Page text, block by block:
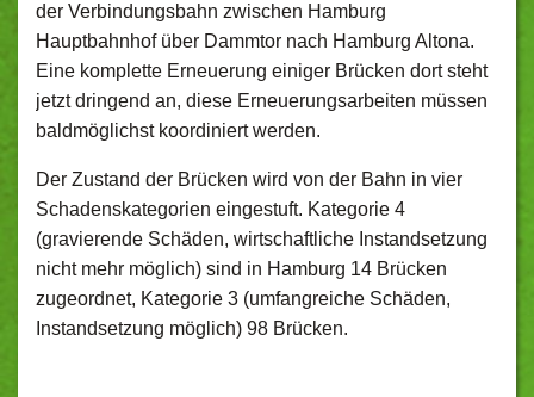
der Verbindungsbahn zwischen Hamburg
Hauptbahnhof über Dammtor nach Hamburg Altona.
Eine komplette Erneuerung einiger Brücken dort steht
jetzt dringend an, diese Erneuerungsarbeiten müssen
baldmöglichst koordiniert werden.
Der Zustand der Brücken wird von der Bahn in vier
Schadenskategorien eingestuft. Kategorie 4
(gravierende Schäden, wirtschaftliche Instandsetzung
nicht mehr möglich) sind in Hamburg 14 Brücken
zugeordnet, Kategorie 3 (umfangreiche Schäden,
Instandsetzung möglich) 98 Brücken.